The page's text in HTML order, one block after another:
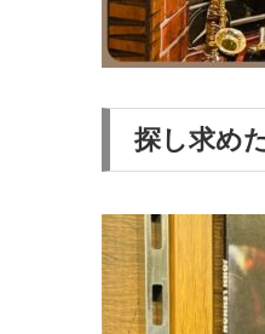
探し求め